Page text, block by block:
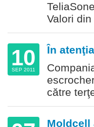
Valori
10
SEP 2011
În
către
Moldcell